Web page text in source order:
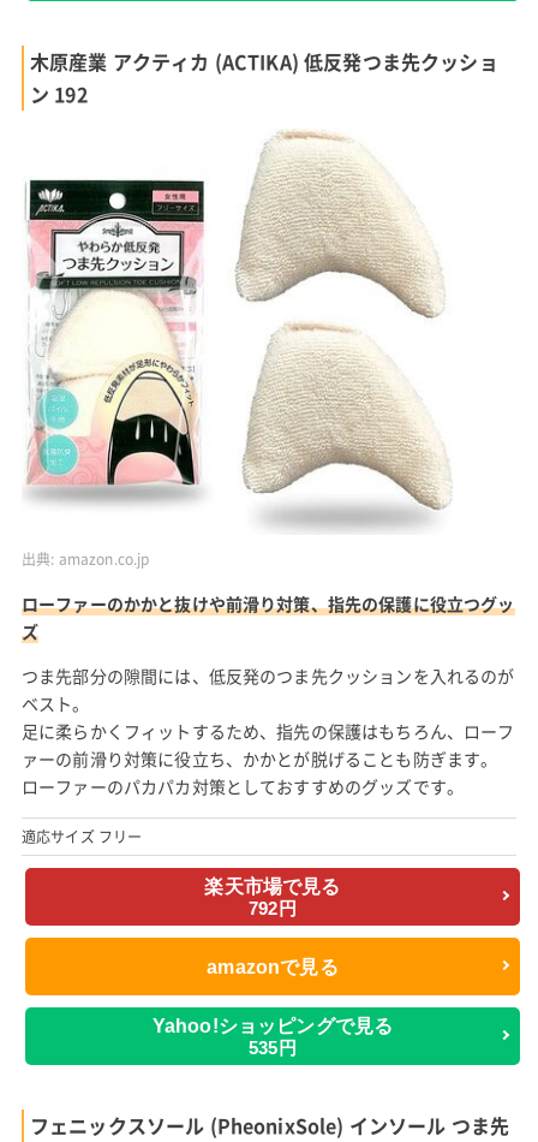
木原産業 アクティカ (ACTIKA) 低反発つま先クッショ
ン 192
出典: amazon.co.jp
ローファーのかかと抜けや前滑り対策、指先の保護に役立つグッ
ズ
つま先部分の隙間には、低反発のつま先クッションを入れるのが
ベスト。
足に柔らかくフィットするため、指先の保護はもちろん、ローフ
ァーの前滑り対策に役立ち、かかとが脱げることも防ぎます。
ローファーのパカパカ対策としておすすめのグッズです。
適応サイズ フリー
楽天市場で見る
792円
amazonで見る
Yahoo!ショッピングで見る
535円
フェニックスソール (PheonixSole) インソール つま先